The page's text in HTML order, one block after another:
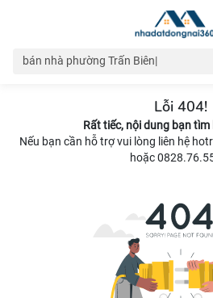
Lỗi 404!
Rất tiếc, nội dung bạn
Nếu bạn cần hỗ trợ vui lòng liên hệ
hoặc